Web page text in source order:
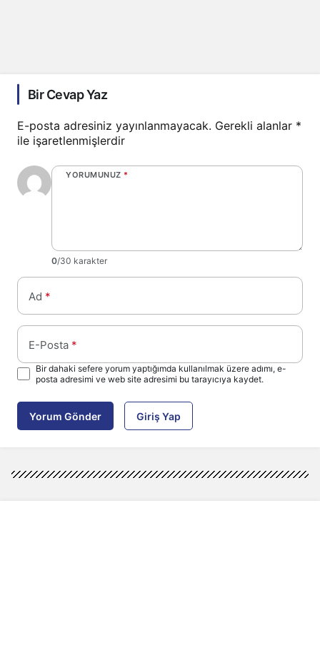
Bir Cevap Yaz
E-posta adresiniz yayınlanmayacak. Gerekli alanlar *
ile işaretlenmişlerdir
YORUMUNUZ *
0/30 karakter
Ad *
E-Posta *
Bir dahaki sefere yorum yaptığımda kullanılmak üzere adımı, e-
posta adresimi ve web site adresimi bu tarayıcıya kaydet.
Yorum Gönder Giriş Yap